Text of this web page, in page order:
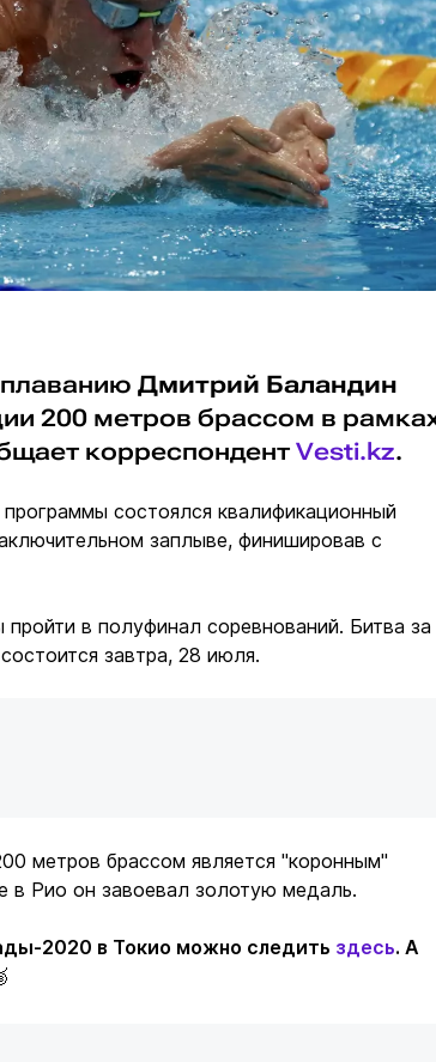
Дмитрий Баландин
200 метров брассом в
корреспондент Vesti.kz.
состоялся квалификационный
заплыве, финишировав с
в полуфинал соревнований. Битва за
завтра, 28 июля.
метров брассом является "коронным"
Рио он завоевал золотую медаль.
2020 в Токио можно следить здесь. А